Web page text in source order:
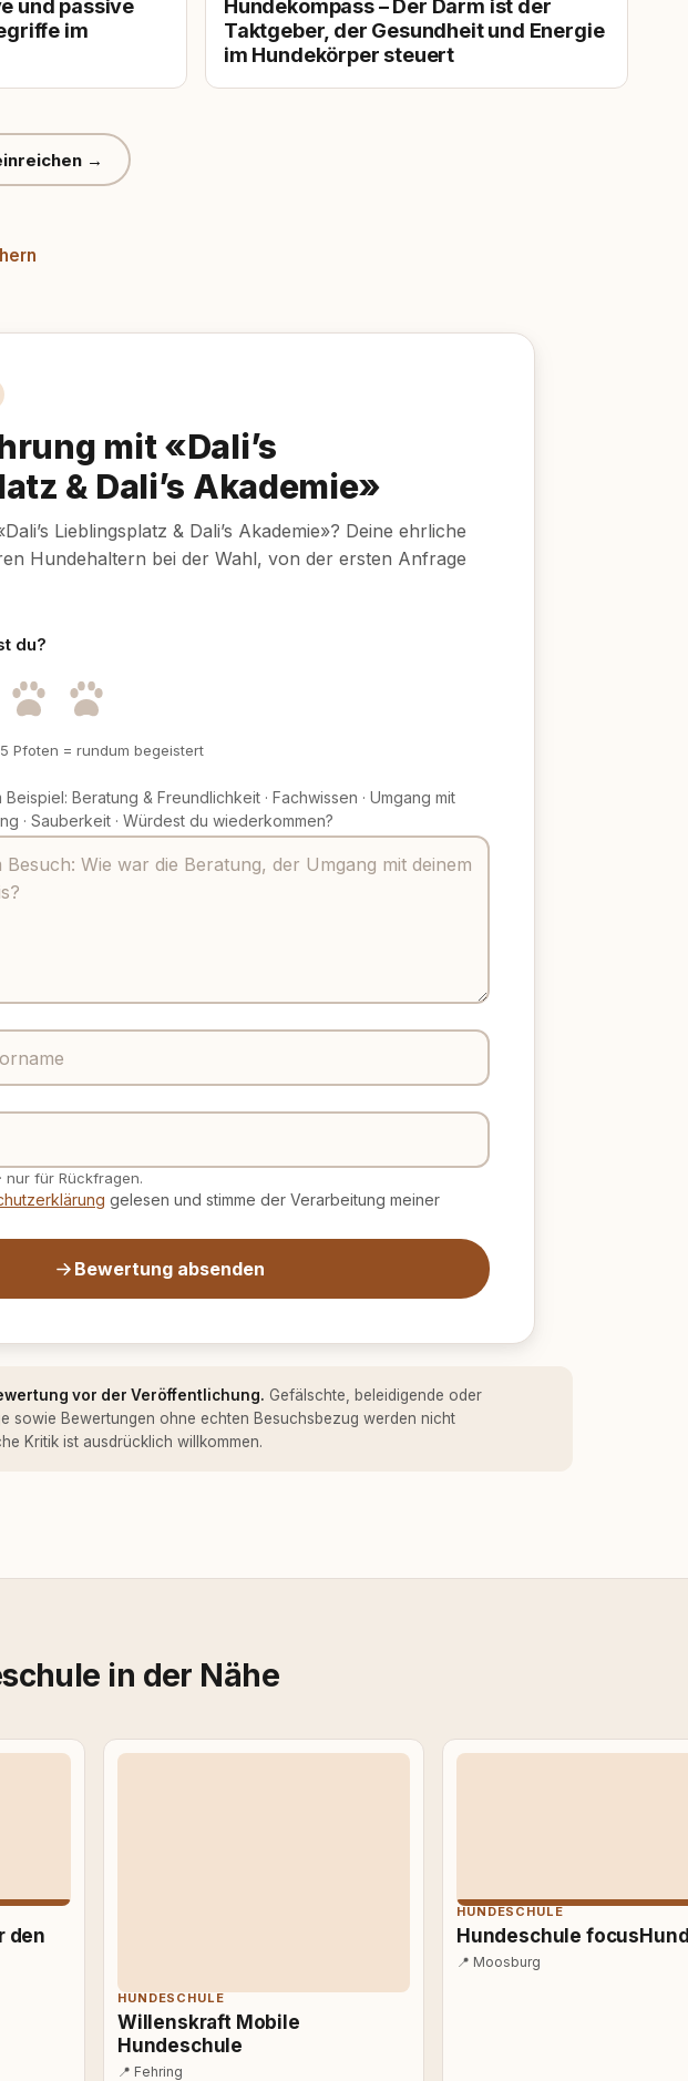
und passive
im
Hundekompass – Der Darm ist der
Taktgeber, der Gesundheit und Energie
im Hundekörper steuert
→
mit «Dali’s
& Dali’s Akademie»
Lieblingsplatz & Dali’s Akademie»? Deine ehrliche
Hundehaltern bei der Wahl, von der ersten Anfrage
du?
5 Pfoten = rundum begeistert
Beispiel: Beratung & Freundlichkeit · Fachwissen · Umgang mit
· Sauberkeit · Würdest du wiederkommen?
· nur für Rückfragen.
gelesen und stimme der Verarbeitung meiner
Bewertung absenden
vor der Veröffentlichung. Gefälschte, beleidigende oder
sowie Bewertungen ohne echten Besuchsbezug werden nicht
Kritik ist ausdrücklich willkommen.
in der Nähe
den
HUNDESCHULE
Willenskraft Mobile
Hundeschule
📍 Fehring
HUNDESCHULE
Hundeschule focusHund
📍 Moosburg